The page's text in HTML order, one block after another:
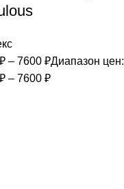
₽ – 7600 ₽Диапазон цен:
– 7600 ₽